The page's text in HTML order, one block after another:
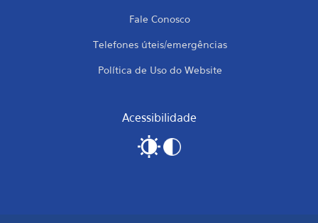
Fale Conosco
Telefones úteis/emergências
Política de Uso do Website
Acessibilidade